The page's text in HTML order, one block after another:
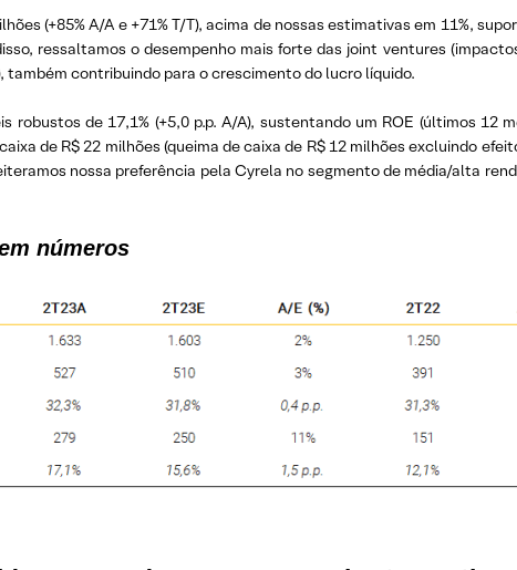
(+85% A/A e +71% T/T), acima de nossas estimativas em 11%,
ressaltamos o desempenho mais forte das joint ventures
também contribuindo para o crescimento do lucro líquido.
de 17,1% (+5,0 p.p. A/A), sustentando um ROE (últimos 12
de R$ 22 milhões (queima de caixa de R$ 12 milhões excluindo
nossa preferência pela Cyrela no segmento de média/alta
números